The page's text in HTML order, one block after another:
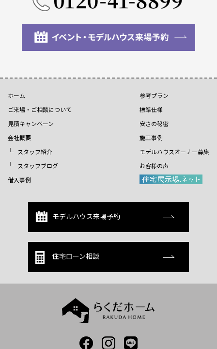
ホーム
ご来場・ご相談について
見積キャンペーン
会社概要
スタッフ紹介
スタッフブログ
借入事例
参考プラン
標準仕様
安さの秘密
施工事例
モデルハウスオーナー募集
お客様の声
モデルハウス来場予約
住宅ローン相談